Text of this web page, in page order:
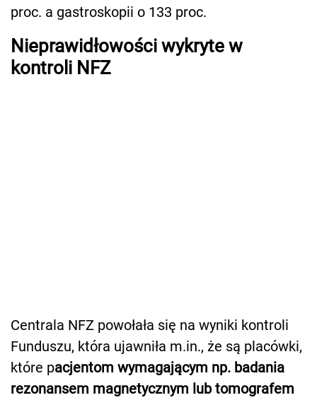
proc. a gastroskopii o 133 proc.
Nieprawidłowości wykryte w
kontroli NFZ
Centrala NFZ powołała się na wyniki kontroli
Funduszu, która ujawniła m.in., że są placówki,
które pacjentom wymagającym np. badania
rezonansem magnetycznym lub tomografem